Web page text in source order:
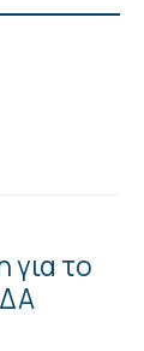
για το